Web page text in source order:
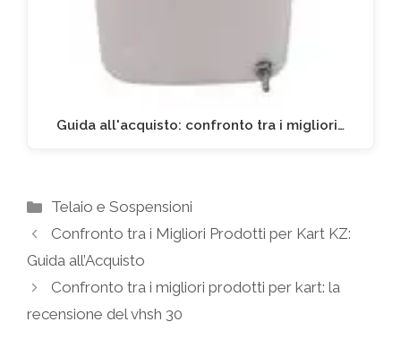
Guida all'acquisto: confronto tra i migliori…
Categorie
Telaio e Sospensioni
Confronto tra i Migliori Prodotti per Kart KZ:
Guida all’Acquisto
Confronto tra i migliori prodotti per kart: la
recensione del vhsh 30